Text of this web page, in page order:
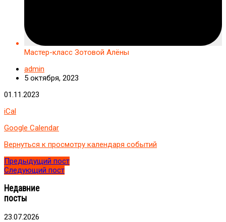
Мастер-класс Зотовой Алёны
admin
5 октября, 2023
Мастер-
Зотовой
01.11.2023
iCal
Google Calendar
Вернуться к просмотру календаря событий
Предыдущий пост
Следующий пост
Недавние
посты
23.07.2026